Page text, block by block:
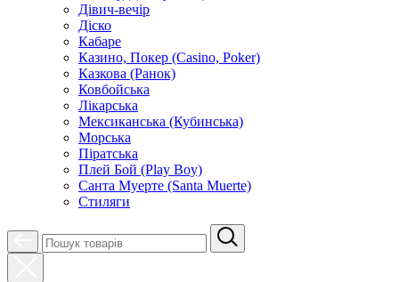
Дівич-вечір
Діско
Кабаре
Казино, Покер (Casino, Poker)
Казкова (Ранок)
Ковбойська
Лікарська
Мексиканська (Кубинська)
Морська
Піратська
Плей Бой (Play Boy)
Санта Муерте (Santa Muerte)
Стиляги